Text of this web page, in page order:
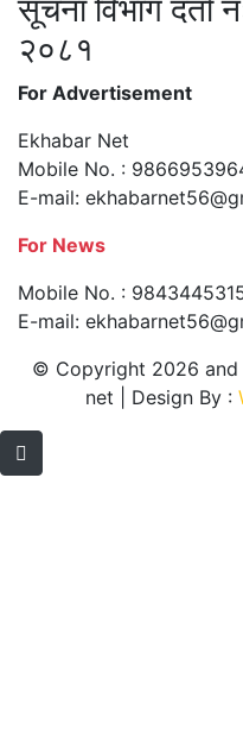
सूचना विभाग
२०८१
For Advertisement
Ekhabar Net
Mobile No. :
E-mail:
For News
Mobile No. :
E-mail:
© Copyright 2026 and
net | Design By :